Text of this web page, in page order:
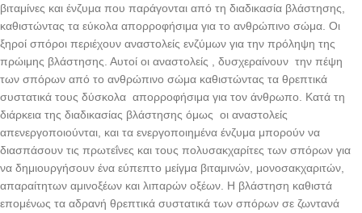
βιταμίνες και ένζυμα που παράγονται από τη διαδικασία βλάστησης,
καθιστώντας τα εύκολα απορροφήσιμα για το ανθρώπινο σώμα. Οι
ξηροί σπόροι περιέχουν αναστολείς ενζύμων για την πρόληψη της
πρώιμης βλάστησης. Αυτοί οι αναστολείς , δυσχεραίνουν την πέψη
των σπόρων από το ανθρώπινο σώμα καθιστώντας τα θρεπτικά
συστατικά τους δύσκολα απορροφήσιμα για τον άνθρωπο. Κατά τη
διάρκεια της διαδικασίας βλάστησης όμως οι αναστολείς
απενεργοποιούνται, και τα ενεργοποιημένα ένζυμα μπορούν να
διασπάσουν τις πρωτεΐνες και τους πολυσακχαρίτες των σπόρων για
να δημιουργήσουν ένα εύπεπτο μείγμα βιταμινών, μονοσακχαριτών,
απαραίτητων αμινοξέων και λιπαρών οξέων. Η βλάστηση καθιστά
επομένως τα αδρανή θρεπτικά συστατικά των σπόρων σε ζωντανά